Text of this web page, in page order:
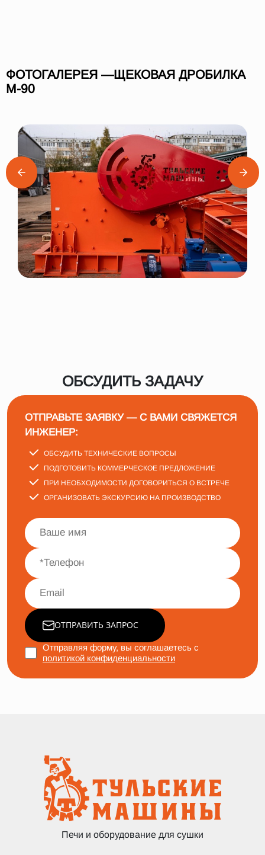
ФОТОГАЛЕРЕЯ —ЩЕКОВАЯ ДРОБИЛКА
М-90
ОБСУДИТЬ ЗАДАЧУ
ОТПРАВЬТЕ ЗАЯВКУ — С ВАМИ СВЯЖЕТСЯ
ИНЖЕНЕР:
ОБСУДИТЬ ТЕХНИЧЕСКИЕ ВОПРОСЫ
ПОДГОТОВИТЬ КОММЕРЧЕСКОЕ ПРЕДЛОЖЕНИЕ
ПРИ НЕОБХОДИМОСТИ ДОГОВОРИТЬСЯ О ВСТРЕЧЕ
ОРГАНИЗОВАТЬ ЭКСКУРСИЮ НА ПРОИЗВОДСТВО
ОТПРАВИТЬ ЗАПРОС
Отправляя форму, вы соглашаетесь с
политикой конфиденциальности
Печи и оборудование для сушки